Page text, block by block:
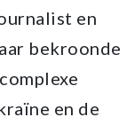
en
bekroonde
en de